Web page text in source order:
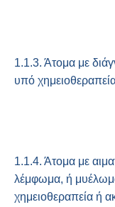
1.1.3. Άτομα με
υπό
1.1.4. Άτομα με
λέμφωμα, ή
χημειοθεραπεία ή